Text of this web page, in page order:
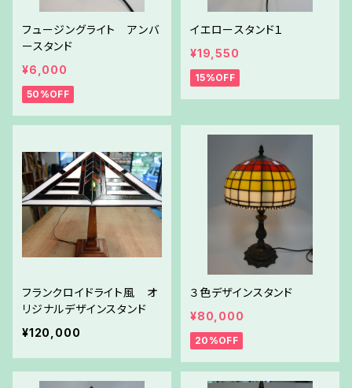
フュージングライト アンバ
ースタンド
¥6,000
50%OFF
イエロースタンド１
¥19,550
15%OFF
フランクロイドライト風 オ
リジナルデザインスタンド
¥120,000
３色デザインスタンド
¥80,000
20%OFF